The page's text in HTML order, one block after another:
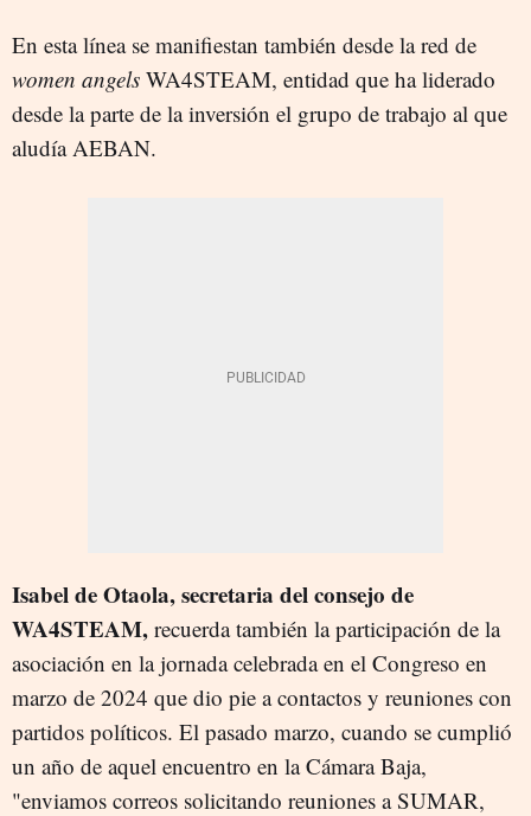
En esta línea se manifiestan también desde la red de
women angels WA4STEAM, entidad que ha liderado
desde la parte de la inversión el grupo de trabajo al que
aludía AEBAN.
Isabel de Otaola,secretaria del consejo de
WA4STEAM, recuerda también la participación de la
asociación en la jornada celebrada en el Congreso en
marzo de 2024 que dio pie a contactos y reuniones con
partidos políticos. El pasado marzo, cuando se cumplió
un año de aquel encuentro en la Cámara Baja,
"enviamos correos solicitando reuniones a SUMAR,